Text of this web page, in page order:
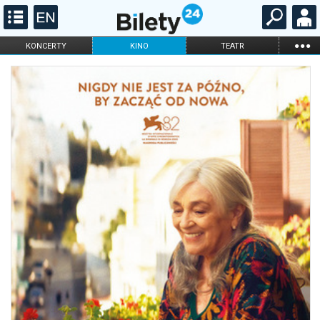
KONCERTY KINO TEATR ...
FILHARMONIA OPERA I BALET
DLA DZIECI
ONLINE KARNETY